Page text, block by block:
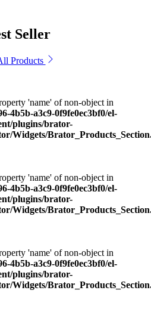
Seller
Products
'name' of non-object in
4b5b-a3c9-0f9fe0ec3bf0/el-
plugins/brator-
Widgets/
'name' of non-object in
4b5b-a3c9-0f9fe0ec3bf0/el-
plugins/brator-
Widgets/
'name' of non-object in
4b5b-a3c9-0f9fe0ec3bf0/el-
plugins/brator-
Widgets/